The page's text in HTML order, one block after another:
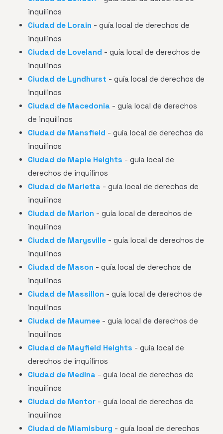
inquilinos
Ciudad de Lorain - guía local de derechos de
inquilinos
Ciudad de Loveland - guía local de derechos de
inquilinos
Ciudad de Lyndhurst - guía local de derechos de
inquilinos
Ciudad de Macedonia - guía local de derechos
de inquilinos
Ciudad de Mansfield - guía local de derechos de
inquilinos
Ciudad de Maple Heights - guía local de
derechos de inquilinos
Ciudad de Marietta - guía local de derechos de
inquilinos
Ciudad de Marion - guía local de derechos de
inquilinos
Ciudad de Marysville - guía local de derechos de
inquilinos
Ciudad de Mason - guía local de derechos de
inquilinos
Ciudad de Massillon - guía local de derechos de
inquilinos
Ciudad de Maumee - guía local de derechos de
inquilinos
Ciudad de Mayfield Heights - guía local de
derechos de inquilinos
Ciudad de Medina - guía local de derechos de
inquilinos
Ciudad de Mentor - guía local de derechos de
inquilinos
Ciudad de Miamisburg - guía local de derechos